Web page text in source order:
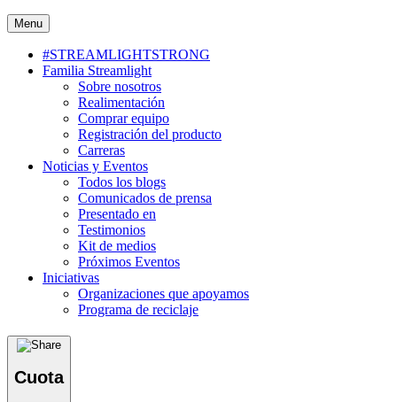
Menu
#STREAMLIGHTSTRONG
Familia Streamlight
Sobre nosotros
Realimentación
Comprar equipo
Registración del producto
Carreras
Noticias y Eventos
Todos los blogs
Comunicados de prensa
Presentado en
Testimonios
Kit de medios
Próximos Eventos
Iniciativas
Organizaciones que apoyamos
Programa de reciclaje
Cuota